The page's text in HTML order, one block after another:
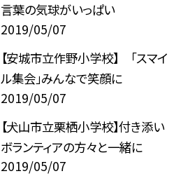
言葉の気球がいっぱい
2019/05/07
【安城市立作野小学校】 「スマイ
ル集会」みんなで笑顔に
2019/05/07
【犬山市立栗栖小学校】付き添い
ボランティアの方々と一緒に
2019/05/07